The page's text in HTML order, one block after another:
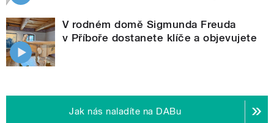
V rodném domě Sigmunda Freuda
v Příboře dostanete klíče a objevujete
Jak nás naladíte na DABu